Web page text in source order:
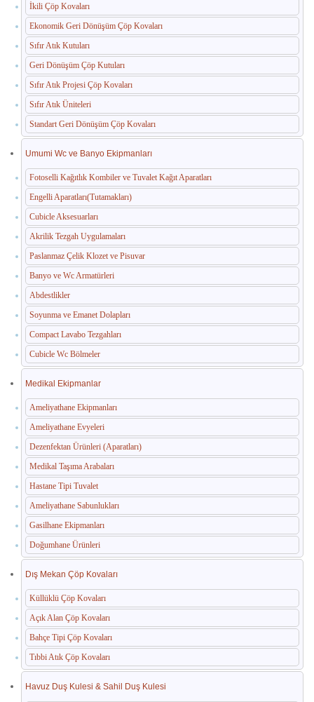
İkili Çöp Kovaları
Ekonomik Geri Dönüşüm Çöp Kovaları
Sıfır Atık Kutuları
Geri Dönüşüm Çöp Kutuları
Sıfır Atık Projesi Çöp Kovaları
Sıfır Atık Üniteleri
Standart Geri Dönüşüm Çöp Kovaları
Umumi Wc ve Banyo Ekipmanları
Fotoselli Kağıtlık Kombiler ve Tuvalet Kağıt Aparatları
Engelli Aparatları(Tutamakları)
Cubicle Aksesuarları
Akrilik Tezgah Uygulamaları
Paslanmaz Çelik Klozet ve Pisuvar
Banyo ve Wc Armatürleri
Abdestlikler
Soyunma ve Emanet Dolapları
Compact Lavabo Tezgahları
Cubicle Wc Bölmeler
Medikal Ekipmanlar
Ameliyathane Ekipmanları
Ameliyathane Evyeleri
Dezenfektan Ürünleri (Aparatları)
Medikal Taşıma Arabaları
Hastane Tipi Tuvalet
Ameliyathane Sabunlukları
Gasilhane Ekipmanları
Doğumhane Ürünleri
Dış Mekan Çöp Kovaları
Küllüklü Çöp Kovaları
Açık Alan Çöp Kovaları
Bahçe Tipi Çöp Kovaları
Tıbbi Atık Çöp Kovaları
Havuz Duş Kulesi & Sahil Duş Kulesi